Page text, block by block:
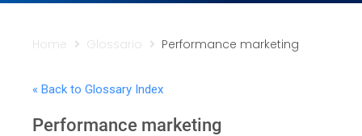
Proxmox VE
Mail
Academy
Home Glossario Performance marketing
« Back to Glossary Index
Performance marketing